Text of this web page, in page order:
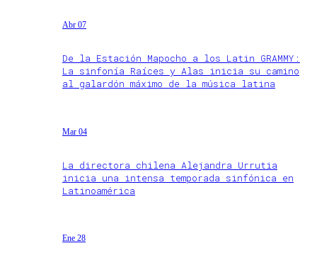
Abr 07
De la Estación Mapocho a los Latin GRAMMY:
La sinfonía Raíces y Alas inicia su camino
al galardón máximo de la música latina
Mar 04
La directora chilena Alejandra Urrutia
inicia una intensa temporada sinfónica en
Latinoamérica
Ene 28